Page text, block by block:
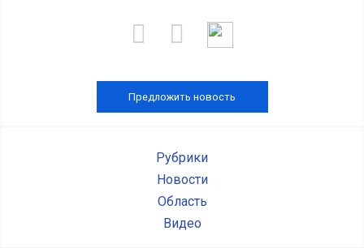
Предложить новость
Рубрики
Новости
Область
Видео